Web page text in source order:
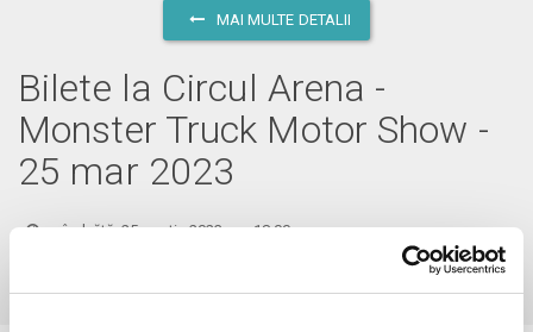
MAI MULTE DETALII
Bilete la Circul Arena -
Monster Truck Motor Show -
25 mar 2023
sâmbătă, 25 martie 2023 ora 18:00